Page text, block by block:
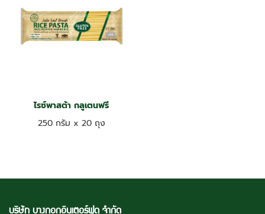
ไรซ์พาสต้า กลูเตนฟรี
250 กรัม x 20 ถุง
บริษัท บางกอกอินเตอร์ฟูด จำกัด